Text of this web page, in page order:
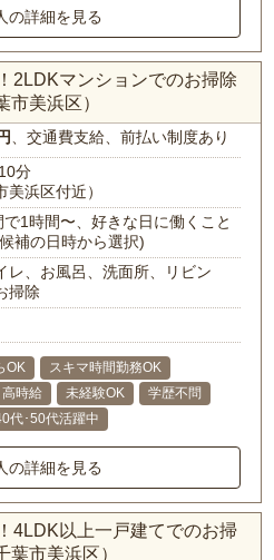
の詳細を見る
2LDKマンションでのお掃除
美浜区）
、交通費支給、前払い制度あり
分
美浜区付近）
1時間〜、好きな日に働くこと
補の日時から選択)
レ、お風呂、洗面所、リビン
掃除
OK
スキマ時間勤務OK
高時給 未経験OK
学歴不問
代･50代活躍中
の詳細を見る
4LDK以上一戸建てでのお掃
葉市美浜区）